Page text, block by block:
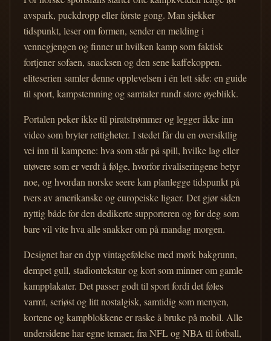
avspark, puckdropp eller første gong. Man sjekker
tidspunkt, leser om formen, sender en melding i
vennegjengen og finner ut hvilken kamp som faktisk
fortjener sofaen, snacksen og den sene kaffekoppen.
eliteserien samler denne opplevelsen i én lett side: en guide
til sport, kampstemning og samtaler rundt store øyeblikk.
Portalen peker ikke til piratstrømmer og legger ikke inn
video som bryter rettigheter. I stedet får du en oversiktlig
vei inn til kampene: hva som står på spill, hvilke lag eller
utøvere som er verdt å følge, hvorfor rivaliseringene betyr
noe, og hvordan norske seere kan planlegge tidspunkt på
tvers av amerikanske og europeiske ligaer. Det gjør siden
nyttig både for den dedikerte supporteren og for deg som
bare vil vite hva alle snakker om på mandag morgen.
Designet har en dyp vintagefølelse med mørk bakgrunn,
dempet gull, stadiontekstur og kort som minner om gamle
kampplakater. Det passer godt til sport fordi det føles
varmt, seriøst og litt nostalgisk, samtidig som menyen,
kortene og kampblokkene er raske å bruke på mobil. Alle
undersidene har egne temaer, fra NFL og NBA til fotball,